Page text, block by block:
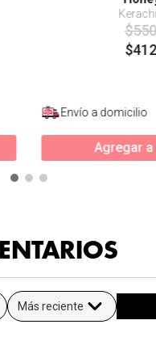
$550
Envío a domicilio
Agregar
Más reciente